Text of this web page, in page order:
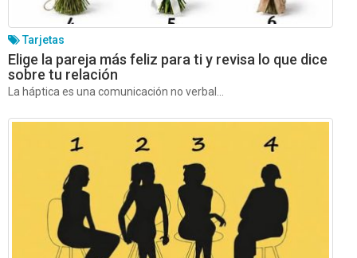
Tarjetas
Elige la pareja más feliz para ti y revisa lo que dice
sobre tu relación
La háptica es una comunicación no verbal...